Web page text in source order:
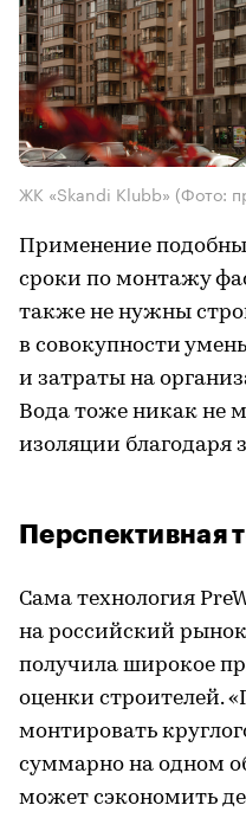
ЖК «Skandi Klubb» (Фото:
Применение
сроки по монтажу
также не нужны
в совокупности
и затраты на
Вода тоже никак не
изоляции благодаря
Перспективная
Сама технология
на российский
получила широкое
оценки строителей.
монтировать
суммарно на одном
может сэкономить